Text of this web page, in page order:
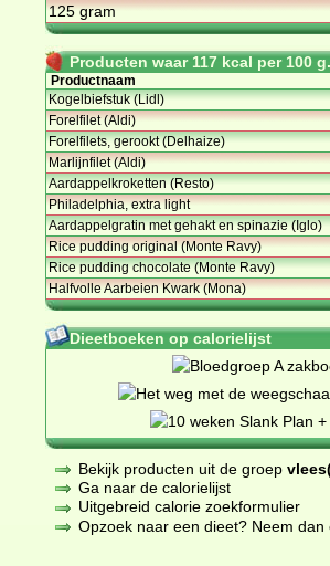
125 gram
Producten waar 117 kcal per 100
Productnaam
Kogelbiefstuk (Lidl)
Forelfilet (Aldi)
Forelfilets, gerookt (Delhaize)
Marlijnfilet (Aldi)
Aardappelkroketten (Resto)
Philadelphia, extra light
Aardappelgratin met gehakt en spinazie (Iglo)
Rice pudding original (Monte Ravy)
Rice pudding chocolate (Monte Ravy)
Halfvolle Aarbeien Kwark (Mona)
Dieetboeken op calorielijst
Bekijk producten uit de groep
Ga naar de calorielijst
Uitgebreid calorie zoekformulier
Opzoek naar een dieet? Neem